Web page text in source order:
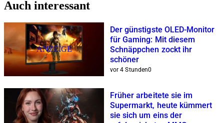
Auch interessant
ANZEIGE
Der günstigste OLED-Monitor
für Gaming: Mit diesem
Schnäppchen zockt ihr
schöner
vor 4 Stunden0
Früher arbeitete sie im
Supermarkt, heute kümmert
sie sich um eins der